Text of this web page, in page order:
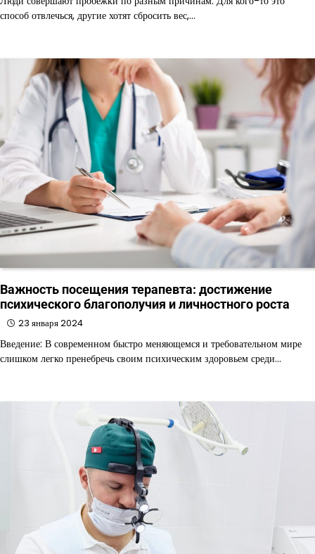
способ отвлечься, другие хотят сбросить вес,…
Важность посещения терапевта: достижение
психического благополучия и личностного роста
23 января 2024
Введение: В современном быстро меняющемся и требовательном мире
слишком легко пренебречь своим психическим здоровьем среди…